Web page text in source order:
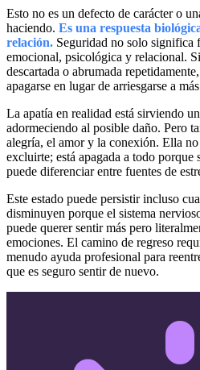
Esto no es un defecto de carácter o
haciendo. Es una respuesta
relación. Seguridad no solo
emocional, psicológica y relacional.
descartada o abrumada
apagarse en lugar de arriesgarse a
La apatía en realidad está sirviendo
adormeciendo al posible daño. Pero
alegría, el amor y la conexión. Ella
excluirte; está apagada a todo porque
puede diferenciar entre fuentes de
Este estado puede persistir incluso
disminuyen porque el sistema
puede querer sentir más pero
emociones. El camino de regreso
menudo ayuda profesional para
que es seguro sentir de nuevo.